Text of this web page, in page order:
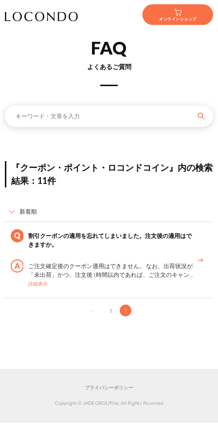
オンラインショップ
FAQ
よくあるご質問
『クーポン・ポイント・ロコンドコイン』内の検索
結果：11件
割引クーポンの適用を忘れてしまいました。注文後の適用はで
きますか。
ご注文確定後のクーポン適用はできません。 なお、出荷状況が
「未出荷」かつ、注文後1時間以内であれば、ご注文のキャン…
詳細表示
< 1 2
プライバシーポリシー
Copyright © JADE GROUP,Inc. All Rights Reserved